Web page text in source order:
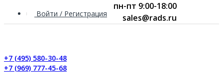
Войти / Регистрация
+7 (495) 580-30-48
+7 (969) 777-45-68
пн-пт 9:00-18:00
sales@rads.ru